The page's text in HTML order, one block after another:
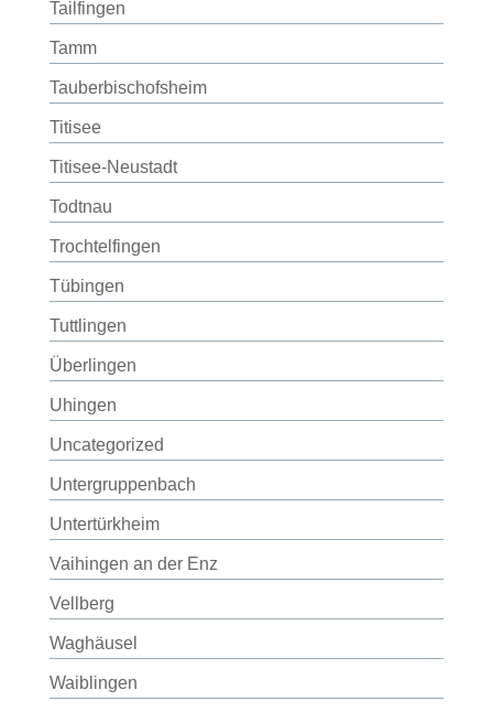
Tailfingen
Tamm
Tauberbischofsheim
Titisee
Titisee-Neustadt
Todtnau
Trochtelfingen
Tübingen
Tuttlingen
Überlingen
Uhingen
Uncategorized
Untergruppenbach
Untertürkheim
Vaihingen an der Enz
Vellberg
Waghäusel
Waiblingen